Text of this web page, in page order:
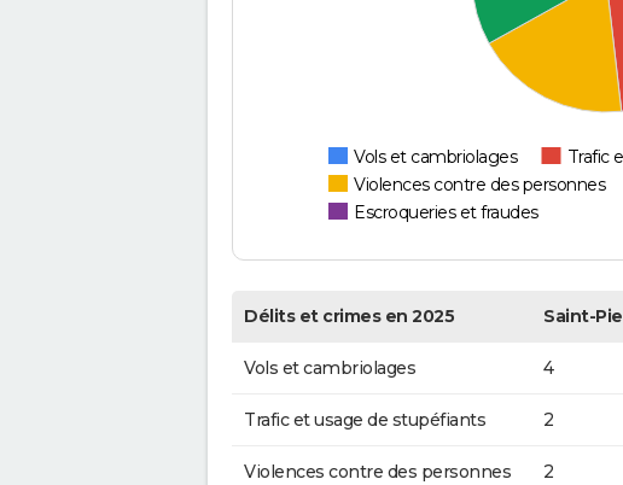
Vols et cambriolages
Trafic
Violences contre des personnes
Escroqueries et fraudes
Délits et crimes en 2025 Saint-
Vols et cambriolages 4
Trafic et usage de stupéfiants 2
Violences contre des personnes 2